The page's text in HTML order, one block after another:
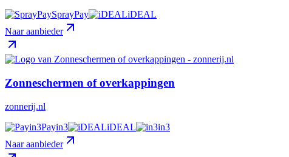
SprayPay
iDEAL
Naar aanbieder
Zonneschermen of overkappingen
zonnerij.nl
Payin3
iDEAL
in3
Naar aanbieder